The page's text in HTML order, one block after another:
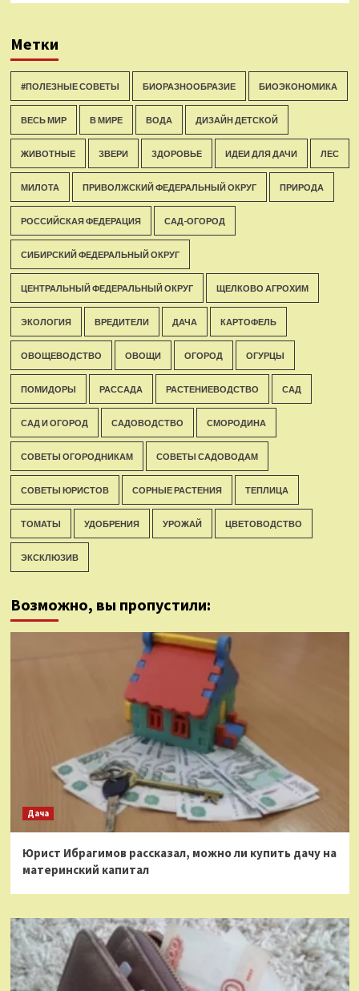
Метки
#ПОЛЕЗНЫЕ СОВЕТЫ БИОРАЗНООБРАЗИЕ БИОЭКОНОМИКА
ВЕСЬ МИР В МИРЕ ВОДА ДИЗАЙН ДЕТСКОЙ
ЖИВОТНЫЕ ЗВЕРИ ЗДОРОВЬЕ ИДЕИ ДЛЯ ДАЧИ ЛЕС
МИЛОТА ПРИВОЛЖСКИЙ ФЕДЕРАЛЬНЫЙ ОКРУГ ПРИРОДА
РОССИЙСКАЯ ФЕДЕРАЦИЯ САД-ОГОРОД
СИБИРСКИЙ ФЕДЕРАЛЬНЫЙ ОКРУГ
ЦЕНТРАЛЬНЫЙ ФЕДЕРАЛЬНЫЙ ОКРУГ ЩЕЛКОВО АГРОХИМ
ЭКОЛОГИЯ ВРЕДИТЕЛИ ДАЧА КАРТОФЕЛЬ
ОВОЩЕВОДСТВО ОВОЩИ ОГОРОД ОГУРЦЫ
ПОМИДОРЫ РАССАДА РАСТЕНИЕВОДСТВО САД
САД И ОГОРОД САДОВОДСТВО СМОРОДИНА
СОВЕТЫ ОГОРОДНИКАМ СОВЕТЫ САДОВОДАМ
СОВЕТЫ ЮРИСТОВ СОРНЫЕ РАСТЕНИЯ ТЕПЛИЦА
ТОМАТЫ УДОБРЕНИЯ УРОЖАЙ ЦВЕТОВОДСТВО
ЭКСКЛЮЗИВ
Возможно, вы пропустили:
Дача
Юрист Ибрагимов рассказал, можно ли купить дачу на
материнский капитал